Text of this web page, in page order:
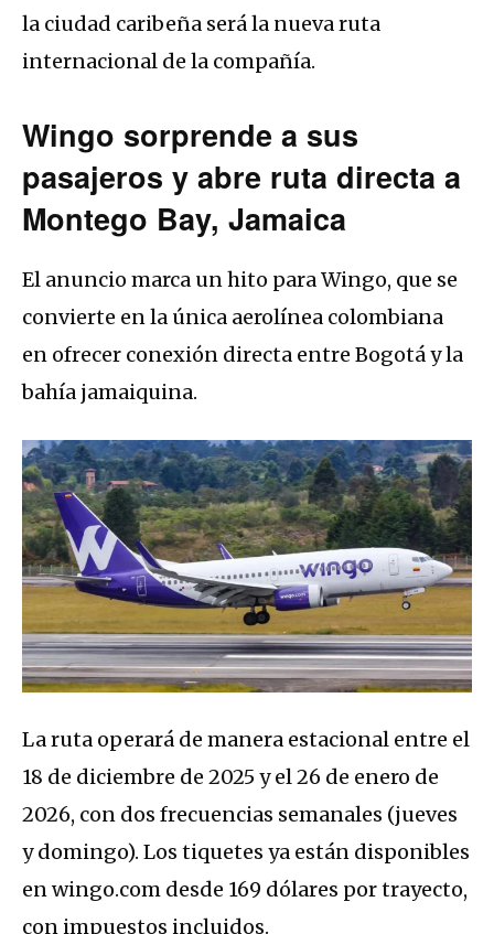
la ciudad caribeña será la nueva ruta
internacional de la compañía.
Wingo sorprende a sus
pasajeros y abre ruta directa a
Montego Bay, Jamaica
El anuncio marca un hito para Wingo, que se
convierte en la única aerolínea colombiana
en ofrecer conexión directa entre Bogotá y la
bahía jamaiquina.
La ruta operará de manera estacional entre el
18 de diciembre de 2025 y el 26 de enero de
2026, con dos frecuencias semanales (jueves
y domingo). Los tiquetes ya están disponibles
en wingo.com desde 169 dólares por trayecto,
con impuestos incluidos.